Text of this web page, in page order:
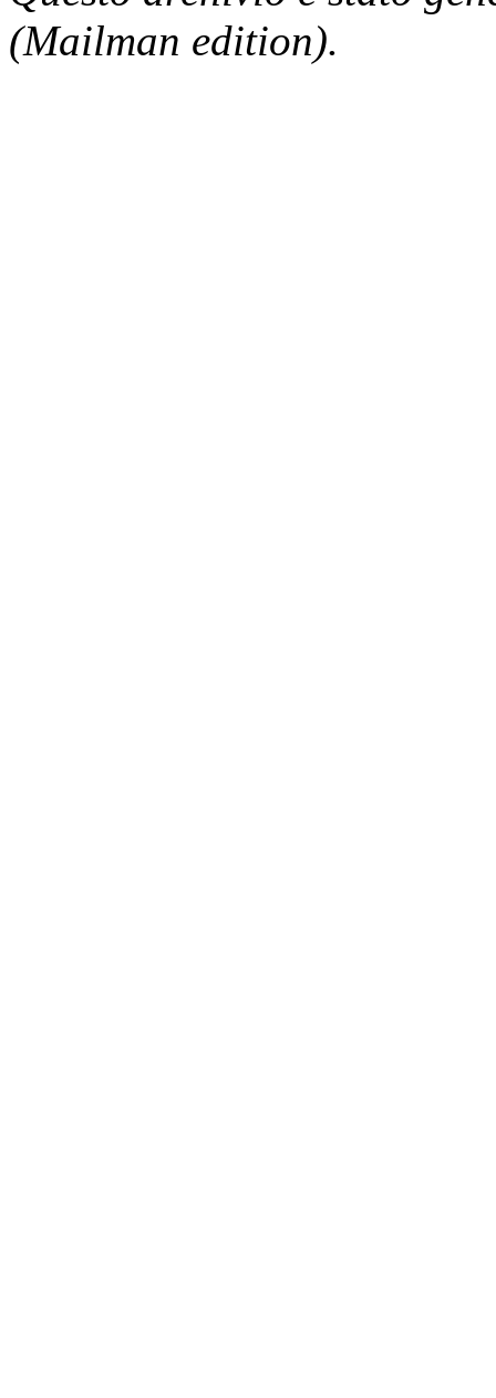
(Mailman edition).